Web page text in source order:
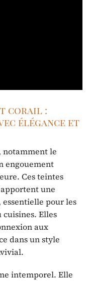
corail :
élégance et
notamment le
engouement
Ces teintes
une
pour les
cuisines. Elles
aux
dans un style
intemporel. Elle